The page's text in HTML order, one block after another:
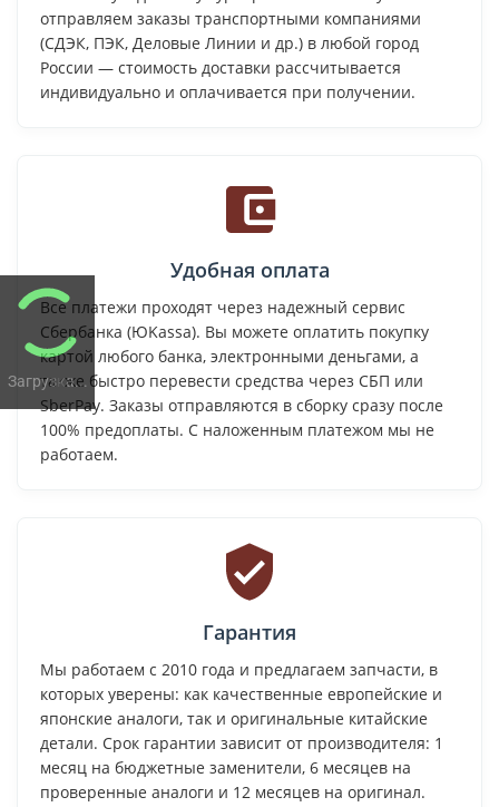
Загрузка...
отправляем заказы транспортными компаниями
(СДЭК, ПЭК, Деловые Линии и др.) в любой город
России — стоимость доставки рассчитывается
индивидуально и оплачивается при получении.
Удобная оплата
Все платежи проходят через надежный сервис
Сбербанка (ЮKassa). Вы можете оплатить покупку
картой любого банка, электронными деньгами, а
также быстро перевести средства через СБП или
SberPay. Заказы отправляются в сборку сразу после
100% предоплаты. С наложенным платежом мы не
работаем.
Гарантия
Мы работаем с 2010 года и предлагаем запчасти, в
которых уверены: как качественные европейские и
японские аналоги, так и оригинальные китайские
детали. Срок гарантии зависит от производителя: 1
месяц на бюджетные заменители, 6 месяцев на
проверенные аналоги и 12 месяцев на оригинал.